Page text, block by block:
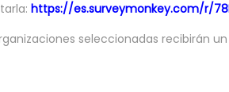
https://es.surveymonkey.com/r/
seleccionadas recibirán